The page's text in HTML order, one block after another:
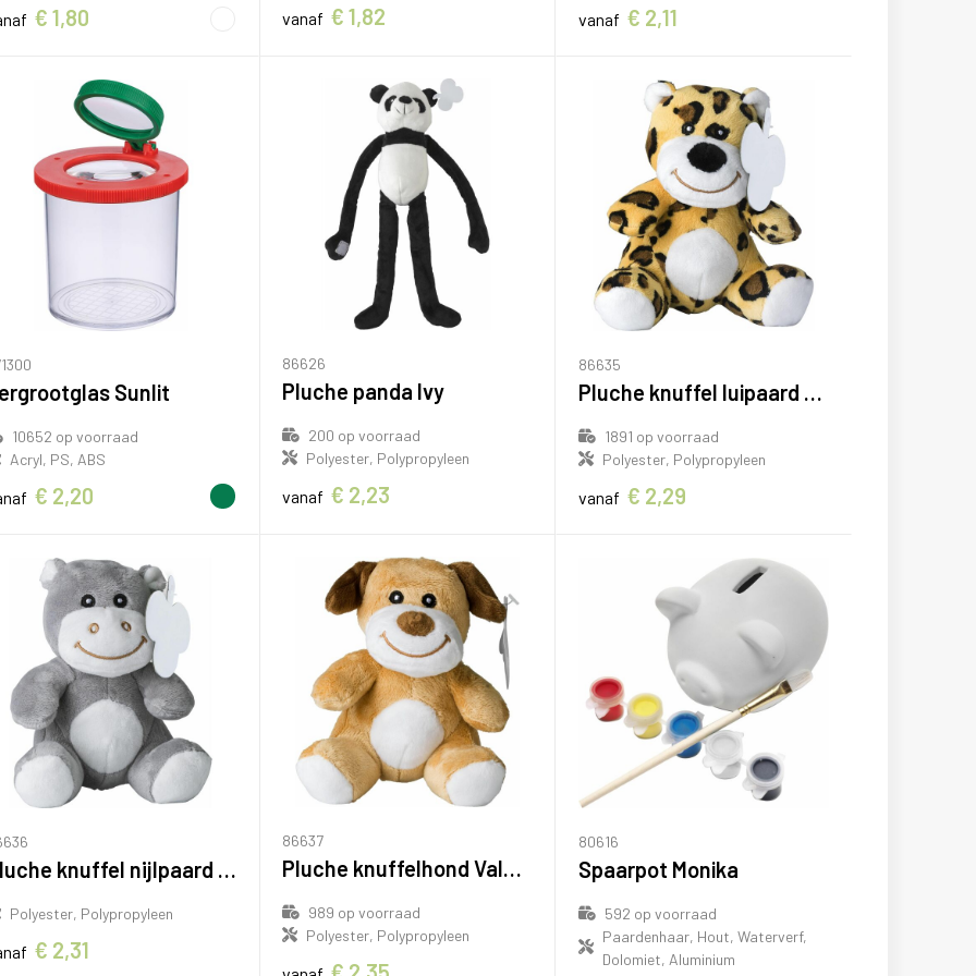
€ 1,80 vanaf € 1,82 vanaf € 2,11
Sunlit
10652 op voorraad
Acryl, PS, ABS
€ 2,20
86626
Pluche panda Ivy
200 op voorraad
Polyester, Polypropyleen
vanaf € 2,23
86635
Pluche knuffel luipaard Lauren
1891 op voorraad
Polyester, Polypropyleen
vanaf € 2,29
Pluche knuffel nijlpaard Eliana
Polyester, Polypropyleen
€ 2,31
86637
Pluche knuffelhond Valentina
989 op voorraad
Polyester, Polypropyleen
80616
Spaarpot Monika
592 op voorraad
Paardenhaar, Hout, Waterverf,
Dolomiet, Aluminium